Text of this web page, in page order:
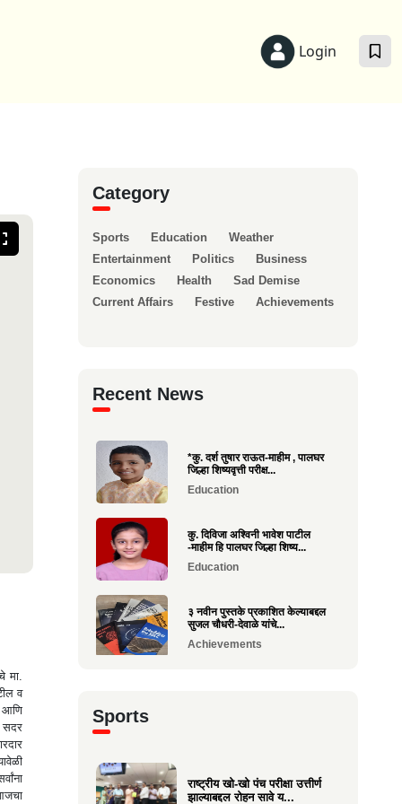
Login
मा.
व
आणि
सदर
Category
Sports Education
Weather
Entertainment
Politics
Business
Economics
Health
Sad Demise
Current Affairs
Festive Achievements
Recent News
*कु. दर्श तुषार राऊत-माहीम , पालघर
जिल्हा शिष्यवृत्ती परीक्ष...
Education
कु. दिविजा अश्विनी भावेश पाटील
-माहीम हि पालघर जिल्हा शिष्य...
Education
३ नवीन पुस्तके प्रकाशित केल्याबद्दल
सुजल चौधरी-देवाळे यांचे...
Achievements
शासनाचा सर्वोच्च ‘कृषी रत...
Achievements
Sports
राष्ट्रीय खो-खो पंच परीक्षा उत्तीर्ण
झाल्याबद्दल रोहन सावे य...